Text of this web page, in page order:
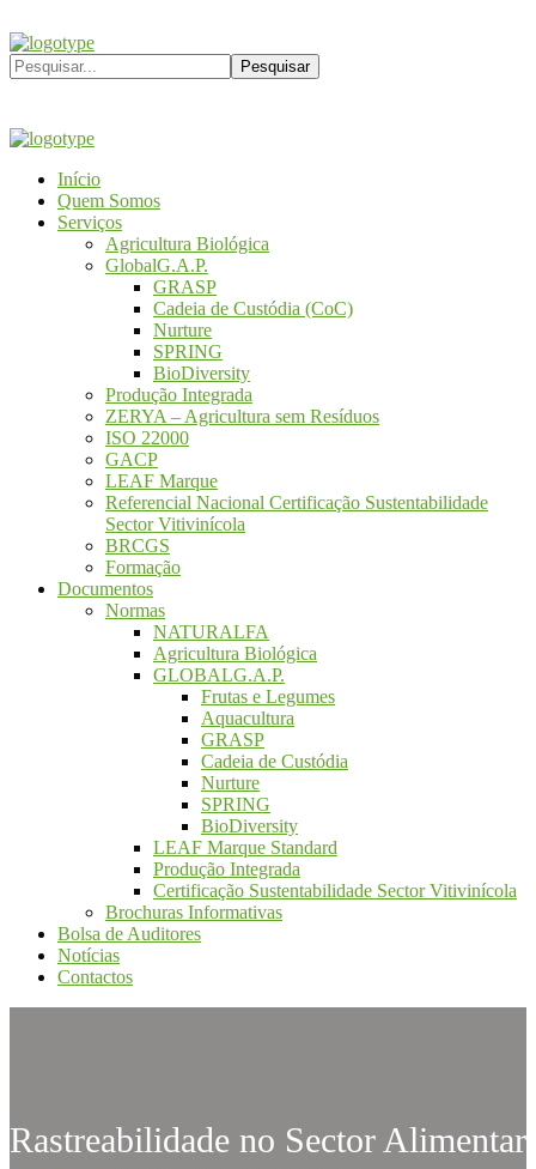
Início
Quem Somos
Serviços
Agricultura Biológica
GlobalG.A.P.
GRASP
Cadeia de Custódia (CoC)
Nurture
SPRING
BioDiversity
Produção Integrada
ZERYA – Agricultura sem Resíduos
ISO 22000
GACP
LEAF Marque
Referencial Nacional Certificação Sustentabilidade
Sector Vitivinícola
BRCGS
Formação
Documentos
Normas
NATURALFA
Agricultura Biológica
GLOBALG.A.P.
Frutas e Legumes
Aquacultura
GRASP
Cadeia de Custódia
Nurture
SPRING
BioDiversity
LEAF Marque Standard
Produção Integrada
Certificação Sustentabilidade Sector Vitivinícola
Brochuras Informativas
Bolsa de Auditores
Notícias
Contactos
Rastreabilidade no Sector Alimentar